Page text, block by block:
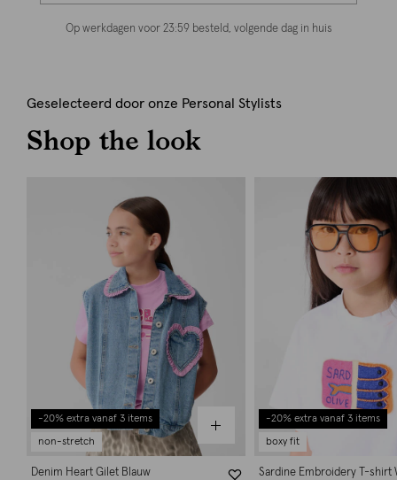
Op werkdagen voor 23:59 besteld, volgende dag in huis
Geselecteerd door onze Personal Stylists
Shop the look
-20% extra vanaf 3 items
non-stretch
Denim Heart Gilet Blauw
-20% extra vanaf 3 items
boxy fit
Sardine Embroidery T-shirt